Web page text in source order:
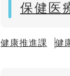
保健医
健康推進課 健